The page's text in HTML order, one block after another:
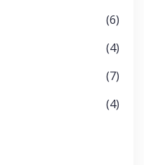
(6)
(4)
(7)
(4)